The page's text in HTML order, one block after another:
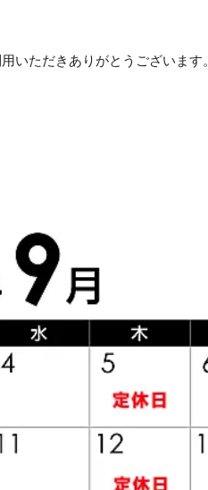
いただきありがとうございます。